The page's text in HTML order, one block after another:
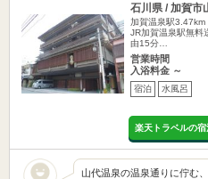
石川県 / 加賀市
加賀温泉駅3.47km
JR加賀温泉駅無料
由15分…
営業時間
入浴料金 ～
宿泊 水風呂
楽天トラベルの
山代温泉の温泉通りに佇む